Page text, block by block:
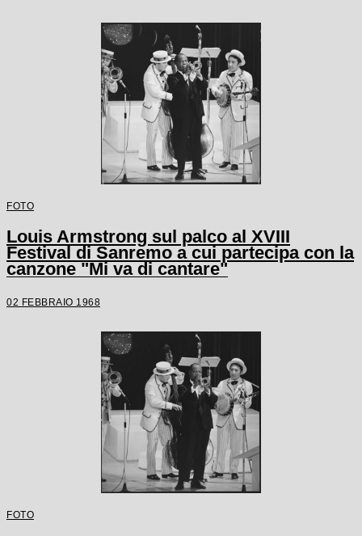
FOTO
Louis Armstrong sul palco al XVIII
Festival di Sanremo a cui partecipa con la
canzone "Mi va di cantare"
02 FEBBRAIO 1968
FOTO